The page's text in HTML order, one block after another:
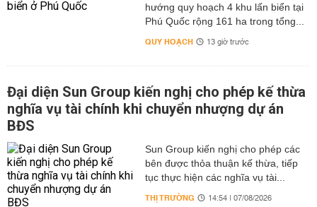
hướng quy hoạch 4 khu lấn biển tại
Phú Quốc rộng 161 ha trong tổng...
QUY HOẠCH 13 giờ trước
Đại diện Sun Group kiến nghị cho phép kế thừa
nghĩa vụ tài chính khi chuyển nhượng dự án
BĐS
Sun Group kiến nghị cho phép các
bên được thỏa thuận kế thừa, tiếp
tục thực hiện các nghĩa vụ tài...
THỊ TRƯỜNG 14:54 | 07/08/2026